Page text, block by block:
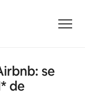
se
de